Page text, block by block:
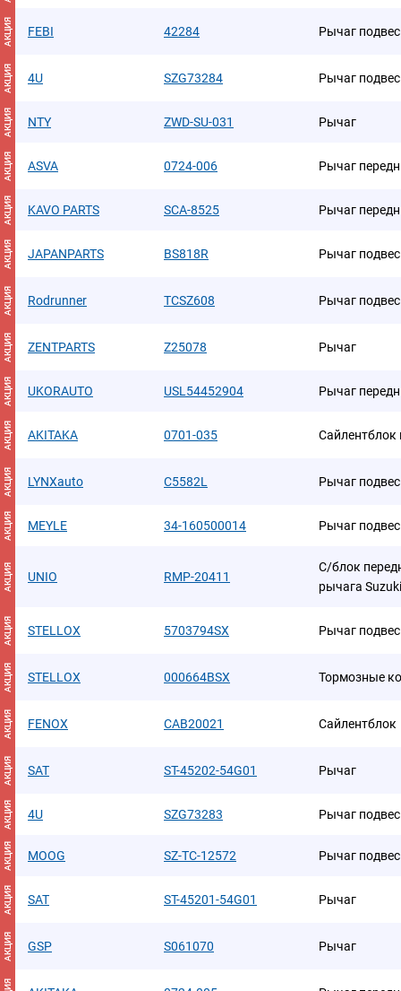
АКЦИЯ
FEBI 42284 Рычаг
АКЦИЯ 4U SZG73284 Рычаг
АКЦИЯ NTY ZWD-SU-031 Рычаг
АКЦИЯ ASVA 0724-006 Рычаг
АКЦИЯ KAVO PARTS SCA-8525 Рычаг
АКЦИЯ JAPANPARTS BS818R Рычаг
АКЦИЯ Rodrunner TCSZ608 Рычаг
АКЦИЯ ZENTPARTS Z25078 Рычаг
АКЦИЯ UKORAUTO USL54452904 Рычаг
АКЦИЯ AKITAKA 0701-035 Сайлентблок
АКЦИЯ LYNXauto C5582L Рычаг
АКЦИЯ MEYLE 34-160500014 Рычаг
АКЦИЯ UNIO RMP-20411
С/блок
рычага
АКЦИЯ STELLOX 5703794SX Рычаг
АКЦИЯ STELLOX 000664BSX Тормозные
АКЦИЯ FENOX CAB20021 Сайлентблок
АКЦИЯ SAT ST-45202-54G01 Рычаг
АКЦИЯ 4U SZG73283 Рычаг
АКЦИЯ MOOG SZ-TC-12572 Рычаг
АКЦИЯ SAT ST-45201-54G01 Рычаг
АКЦИЯ GSP S061070 Рычаг